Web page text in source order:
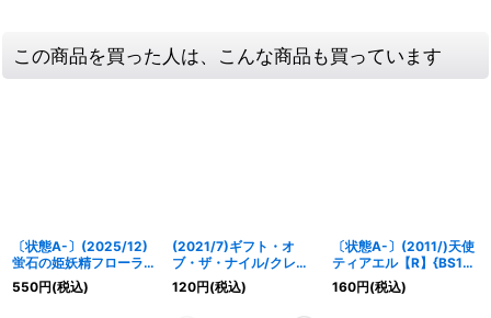
この商品を買った人は、こんな商品も買っています
〔状態A-〕(2025/12)
蛍石の姫妖精フローラ
【X】{BS74-X07}
《黄》
550円(税込)
(2021/7)ギフト・オ
ブ・ザ・ナイル/クレオ
パトラス・オリジン
【CP】{BS55-
120円(税込)
〔状態A-〕(2011/)天使
ティアエル【R】{BS11-
039}《黄》
160円(税込)